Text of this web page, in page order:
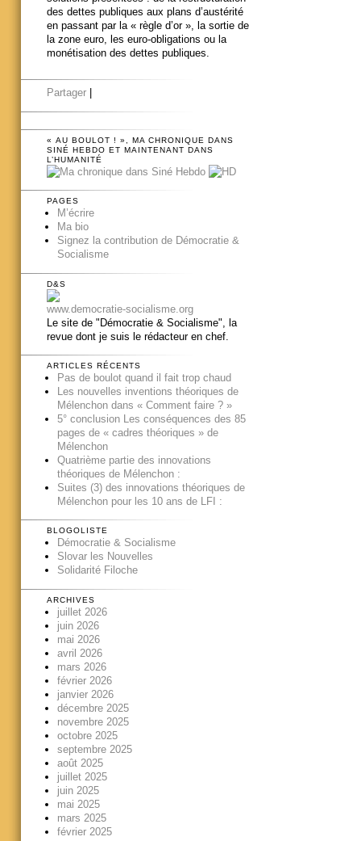
des dettes publiques aux plans d’austérité
en passant par la « règle d’or », la sortie de
la zone euro, les euro-obligations ou la
monétisation des dettes publiques.
Partager
« AU BOULOT ! », MA CHRONIQUE DANS
SINÉ HEBDO ET MAINTENANT DANS
L’HUMANITÉ
PAGES
M’écrire
Ma bio
Signez la contribution de Démocratie &
Socialisme
D&S
www.democratie-socialisme.org
Le site de "Démocratie & Socialisme", la
revue dont je suis le rédacteur en chef.
ARTICLES RÉCENTS
Pas de boulot quand il fait trop chaud
Les nouvelles inventions théoriques de
Mélenchon dans « Comment faire ? »
5° conclusion Les conséquences des 85
pages de « cadres théoriques » de
Mélenchon
Quatrième partie des innovations
théoriques de Mélenchon :
Suites (3) des innovations théoriques de
Mélenchon pour les 10 ans de LFI :
BLOGOLISTE
Démocratie & Socialisme
Slovar les Nouvelles
Solidarité Filoche
ARCHIVES
juillet 2026
juin 2026
mai 2026
avril 2026
mars 2026
février 2026
janvier 2026
décembre 2025
novembre 2025
octobre 2025
septembre 2025
août 2025
juillet 2025
juin 2025
mai 2025
mars 2025
février 2025